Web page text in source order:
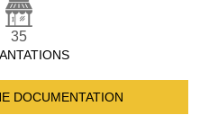
35
DOCUMENTATION